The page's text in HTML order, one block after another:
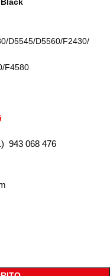
D5545/D5560/F2430/
F4580
943 068 476